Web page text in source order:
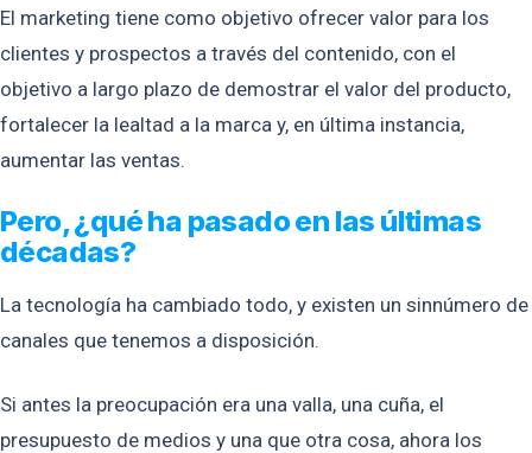
El marketing tiene como objetivo ofrecer valor para los
clientes y prospectos a través del contenido, con el
objetivo a largo plazo de demostrar el valor del producto,
fortalecer la lealtad a la marca y, en última instancia,
aumentar las ventas.
Pero, ¿qué ha pasado en las últimas
décadas?
La tecnología ha cambiado todo, y existen un sinnúmero de
canales que tenemos a disposición.
Si antes la preocupación era una valla, una cuña, el
presupuesto de medios y una que otra cosa, ahora los